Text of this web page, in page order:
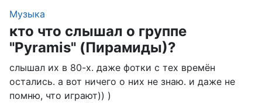
Музыка
кто что слышал о группе
"Pyramis" (Пирамиды)?
слышал их в 80-х. даже фотки с тех времён
остались. а вот ничего о них не знаю. и даже не
помню, что играют)) )